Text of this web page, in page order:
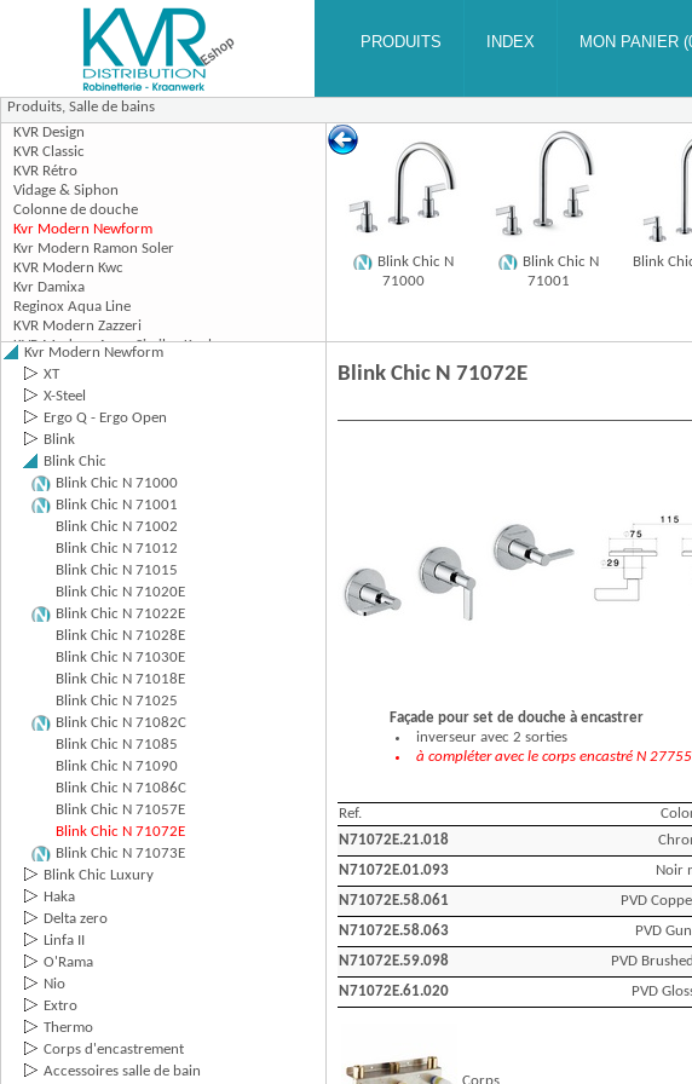
Produits, Salle de bains
Blink Chic N
71000
Blink Chic N
71001
Blink